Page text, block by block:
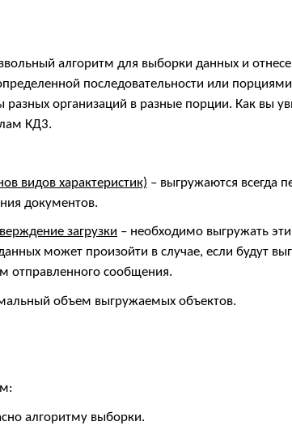
алгоритм для выборки данных и
последовательности или порциями
организаций в разные порции. Как вы
КД3.
видов характеристик) – выгружаются всегда
документов.
загрузки – необходимо выгружать
может произойти в случае, если будут
отправленного сообщения.
объем выгружаемых объектов.
алгоритму выборки.